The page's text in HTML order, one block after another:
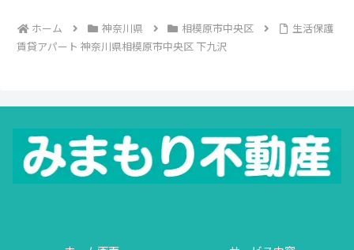
ホーム 神奈川県 相模原市中央区
生活保護
賃貸アパート 神奈川県相模原市中央区 下九沢